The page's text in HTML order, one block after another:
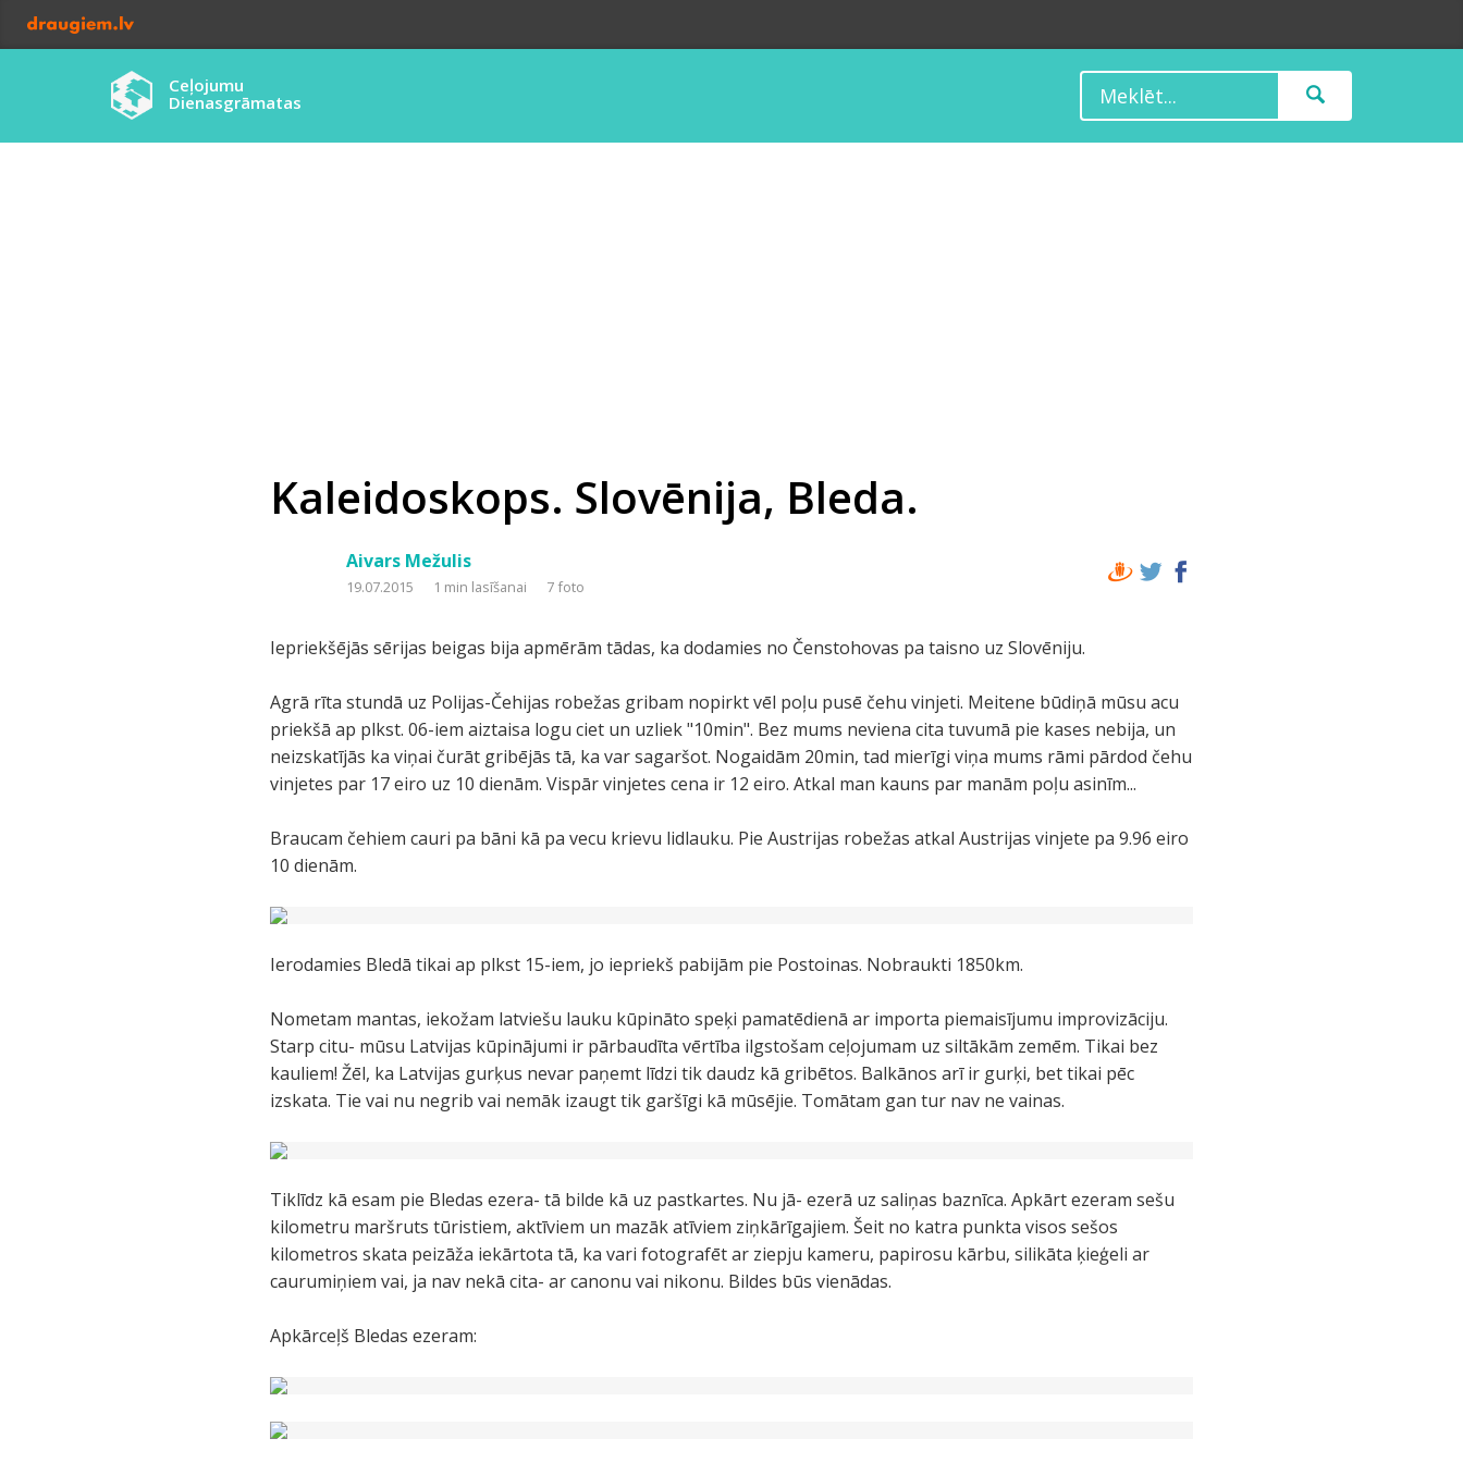
Ceļojumu
Dienasgrāmatas
Kaleidoskops. Slovēnija, Bleda.
Aivars Mežulis
19.07.2015 1 min lasīšanai 7 foto
Iepriekšējās sērijas beigas bija apmērām tādas, ka dodamies no Čenstohovas pa taisno uz Slovēniju.
Agrā rīta stundā uz Polijas-Čehijas robežas gribam nopirkt vēl poļu pusē čehu vinjeti. Meitene būdiņā mūsu acu
priekšā ap plkst. 06-iem aiztaisa logu ciet un uzliek "10min". Bez mums neviena cita tuvumā pie kases nebija, un
neizskatījās ka viņai čurāt gribējās tā, ka var sagaršot. Nogaidām 20min, tad mierīgi viņa mums rāmi pārdod čehu
vinjetes par 17 eiro uz 10 dienām. Vispār vinjetes cena ir 12 eiro. Atkal man kauns par manām poļu asinīm...
Braucam čehiem cauri pa bāni kā pa vecu krievu lidlauku. Pie Austrijas robežas atkal Austrijas vinjete pa 9.96 eiro
10 dienām.
Ierodamies Bledā tikai ap plkst 15-iem, jo iepriekš pabijām pie Postoinas. Nobraukti 1850km.
Nometam mantas, iekožam latviešu lauku kūpināto speķi pamatēdienā ar importa piemaisījumu improvizāciju.
Starp citu- mūsu Latvijas kūpinājumi ir pārbaudīta vērtība ilgstošam ceļojumam uz siltākām zemēm. Tikai bez
kauliem! Žēl, ka Latvijas gurķus nevar paņemt līdzi tik daudz kā gribētos. Balkānos arī ir gurķi, bet tikai pēc
izskata. Tie vai nu negrib vai nemāk izaugt tik garšīgi kā mūsējie. Tomātam gan tur nav ne vainas.
Tiklīdz kā esam pie Bledas ezera- tā bilde kā uz pastkartes. Nu jā- ezerā uz saliņas baznīca. Apkārt ezeram sešu
kilometru maršruts tūristiem, aktīviem un mazāk atīviem ziņkārīgajiem. Šeit no katra punkta visos sešos
kilometros skata peizāža iekārtota tā, ka vari fotografēt ar ziepju kameru, papirosu kārbu, silikāta ķieģeli ar
caurumiņiem vai, ja nav nekā cita- ar canonu vai nikonu. Bildes būs vienādas.
Apkārceļš Bledas ezeram: